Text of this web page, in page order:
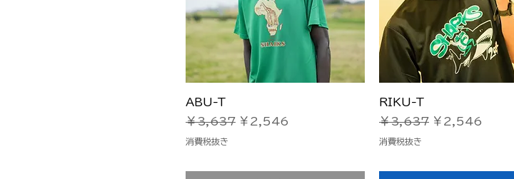
ABU-T
通常価格
￥3,637 セール価格
￥2,546
消費税抜き
RIKU-T
通常価格
￥3,637 セール価格
￥2,546
消費税抜き